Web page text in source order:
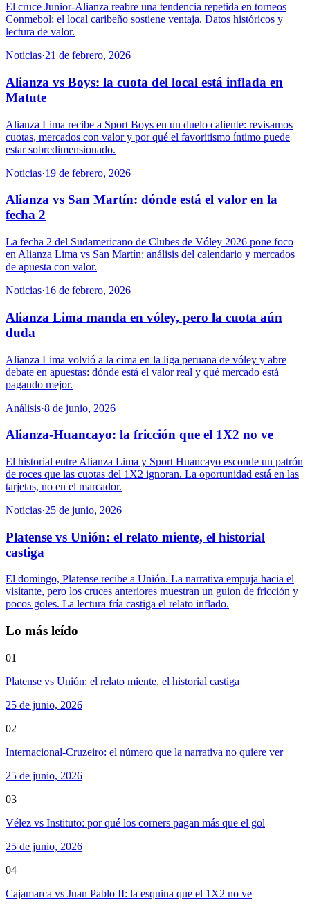
El cruce Junior-Alianza reabre una tendencia repetida en torneos
Conmebol: el local caribeño sostiene ventaja. Datos históricos y
lectura de valor.
Noticias·21 de febrero, 2026
Alianza vs Boys: la cuota del local está inflada en
Matute
Alianza Lima recibe a Sport Boys en un duelo caliente: revisamos
cuotas, mercados con valor y por qué el favoritismo íntimo puede
estar sobredimensionado.
Noticias·19 de febrero, 2026
Alianza vs San Martín: dónde está el valor en la
fecha 2
La fecha 2 del Sudamericano de Clubes de Vóley 2026 pone foco
en Alianza Lima vs San Martín: análisis del calendario y mercados
de apuesta con valor.
Noticias·16 de febrero, 2026
Alianza Lima manda en vóley, pero la cuota aún
duda
Alianza Lima volvió a la cima en la liga peruana de vóley y abre
debate en apuestas: dónde está el valor real y qué mercado está
pagando mejor.
Análisis·8 de junio, 2026
Alianza-Huancayo: la fricción que el 1X2 no ve
El historial entre Alianza Lima y Sport Huancayo esconde un patrón
de roces que las cuotas del 1X2 ignoran. La oportunidad está en las
tarjetas, no en el marcador.
Noticias·25 de junio, 2026
Platense vs Unión: el relato miente, el historial
castiga
El domingo, Platense recibe a Unión. La narrativa empuja hacia el
visitante, pero los cruces anteriores muestran un guion de fricción y
pocos goles. La lectura fría castiga el relato inflado.
Lo más leído
01
Platense vs Unión: el relato miente, el historial castiga
25 de junio, 2026
02
Internacional-Cruzeiro: el número que la narrativa no quiere ver
25 de junio, 2026
03
Vélez vs Instituto: por qué los corners pagan más que el gol
25 de junio, 2026
04
Cajamarca vs Juan Pablo II: la esquina que el 1X2 no ve